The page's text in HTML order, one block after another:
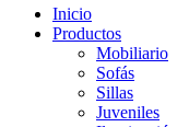
Inicio
Productos
Mobiliario
Sofás
Sillas
Juveniles